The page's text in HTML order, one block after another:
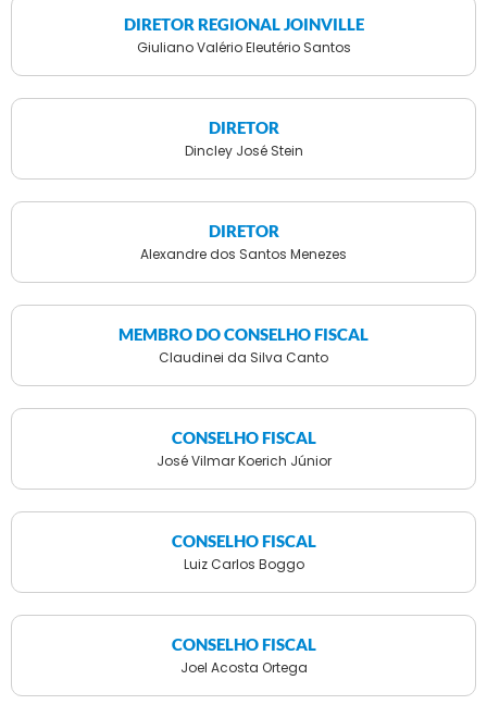
DIRETOR REGIONAL JOINVILLE
Giuliano Valério Eleutério Santos
DIRETOR
Dincley José Stein
DIRETOR
Alexandre dos Santos Menezes
MEMBRO DO CONSELHO FISCAL
Claudinei da Silva Canto
CONSELHO FISCAL
José Vilmar Koerich Júnior
CONSELHO FISCAL
Luiz Carlos Boggo
CONSELHO FISCAL
Joel Acosta Ortega